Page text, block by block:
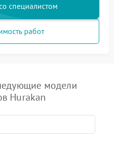
специалистом
работ
модели
Hurakan